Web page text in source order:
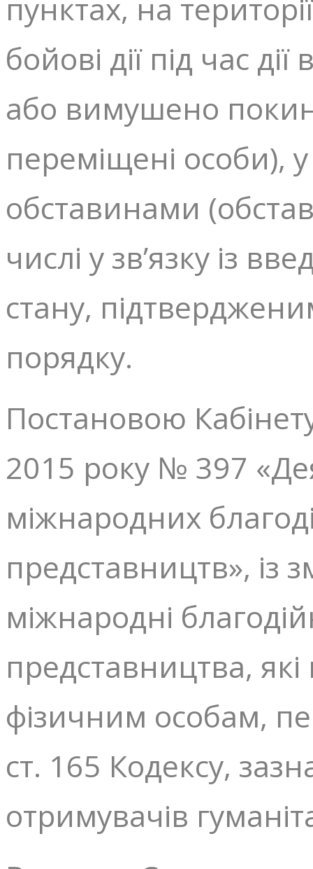
пунктах, на
бойові дії під час
або вимушено
переміщені особи),
обставинами
числі у зв’язку із
стану,
порядку.
Постановою
2015 року № 397
міжнародних
представництв», із
міжнародні
представництва,
фізичним особам,
ст. 165 Кодексу,
отримувачів